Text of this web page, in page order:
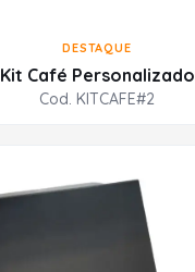
DESTAQUE
Kit Café Personalizado
Cod. KITCAFE#2